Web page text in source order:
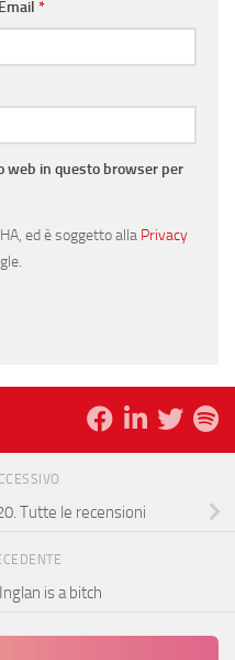
Email *
web in questo browser per
ed è soggetto alla Privacy
Tutte le recensioni
is a bitch